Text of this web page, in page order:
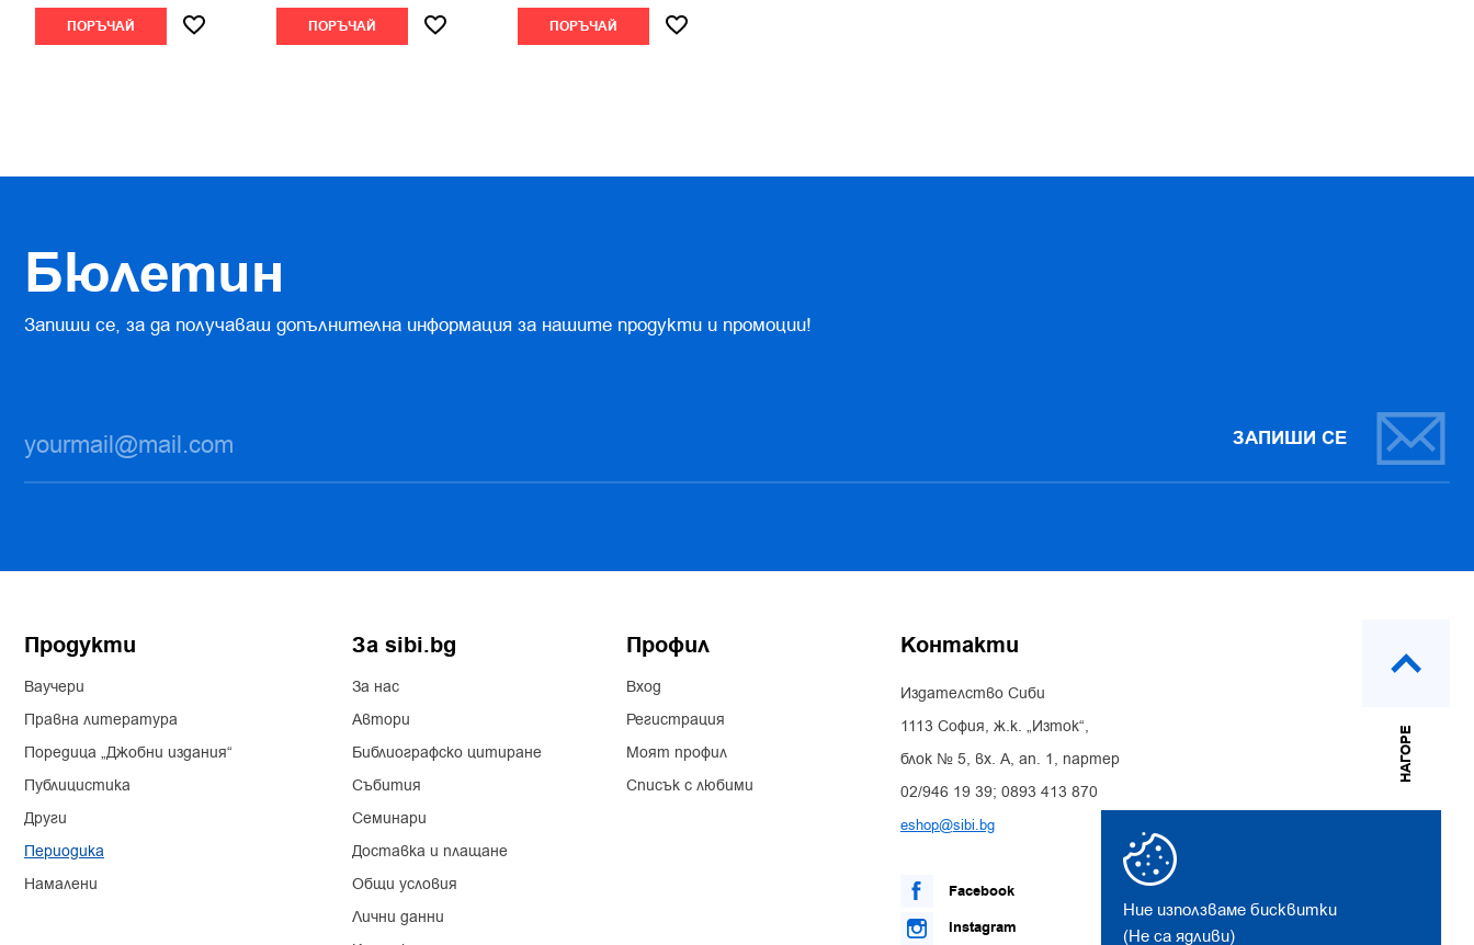
Ние използваме бисквитки
(Не са ядливи)
ПОРЪЧАЙ ПОРЪЧАЙ ПОРЪЧАЙ
Бюлетин
Запиши се, за да получаваш допълнителна информация за нашите продукти и промоции!
ЗАПИШИ СЕ
Продукти
Ваучери
Правна литература
Поредица „Джобни издания“
Публицистика
Други
Периодика
Намалени
За sibi.bg
За нас
Автори
Библиографско цитиране
Събития
Семинари
Доставка и плащане
Общи условия
Лични данни
Профил
Вход
Регистрация
Моят профил
Списък с любими
Контакти
Издателство Сиби
1113 София, ж.к. „Изток“,
блок № 5, вх. А, ап. 1, партер
02/946 19 39; 0893 413 870
eshop@sibi.bg
Facebook
Instagram
НАГОРЕ